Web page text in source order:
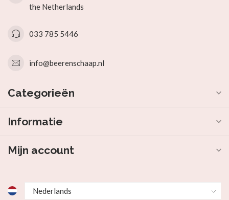
the Netherlands
033 785 5446
info@beerenschaap.nl
Categorieën
Informatie
Mijn account